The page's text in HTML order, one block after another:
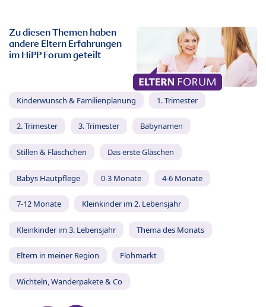
Zu diesen Themen haben
andere Eltern Erfahrungen
im HiPP Forum geteilt
Kinderwunsch & Familienplanung 1. Trimester
2. Trimester 3. Trimester Babynamen
Stillen & Fläschchen Das erste Gläschen
Babys Hautpflege 0-3 Monate 4-6 Monate
7-12 Monate Kleinkinder im 2. Lebensjahr
Kleinkinder im 3. Lebensjahr Thema des Monats
Eltern in meiner Region Flohmarkt
Wichteln, Wanderpakete & Co